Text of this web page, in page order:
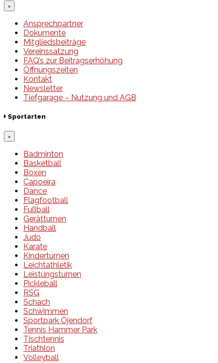
×
Ansprechpartner
Dokumente
Mitgliedsbeiträge
Vereinssatzung
FAQ’s zur Beitragserhöhung
Öffnungszeiten
Kontakt
Newsletter
Tiefgarage – Nutzung und AGB
Sportarten
×
Badminton
Basketball
Boxen
Capoeira
Dance
Flagfootball
Fußball
Gerätturnen
Handball
Judo
Karate
Kinderturnen
Leichtathletik
Leistungsturnen
Pickleball
RSG
Schach
Schwimmen
Sportpark Öjendorf
Tennis Hammer Park
Tischtennis
Triathlon
Volleyball